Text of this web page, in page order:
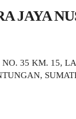
JAYA
35 KM. 15,